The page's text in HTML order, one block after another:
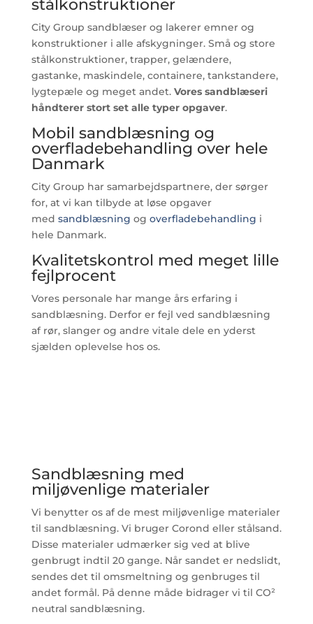
stålkonstruktioner
City Group sandblæser og lakerer emner og
konstruktioner i alle afskygninger. Små og store
stålkonstruktioner, trapper, gelændere,
gastanke, maskindele, containere, tankstandere,
lygtepæle og meget andet. Vores sandblæseri
håndterer stort set alle typer opgaver.
Mobil sandblæsning og
overfladebehandling over hele
Danmark
City Group har samarbejdspartnere, der sørger
for, at vi kan tilbyde at løse opgaver
med sandblæsning og overfladebehandling i
hele Danmark.
Kvalitetskontrol med meget lille
fejlprocent
Vores personale har mange års erfaring i
sandblæsning. Derfor er fejl ved sandblæsning
af rør, slanger og andre vitale dele en yderst
sjælden oplevelse hos os.
Sandblæsning med
miljøvenlige materialer
Vi benytter os af de mest miljøvenlige materialer
til sandblæsning. Vi bruger Corond eller stålsand.
Disse materialer udmærker sig ved at blive
genbrugt indtil 20 gange. Når sandet er nedslidt,
sendes det til omsmeltning og genbruges til
andet formål. På denne måde bidrager vi til CO²
neutral sandblæsning.